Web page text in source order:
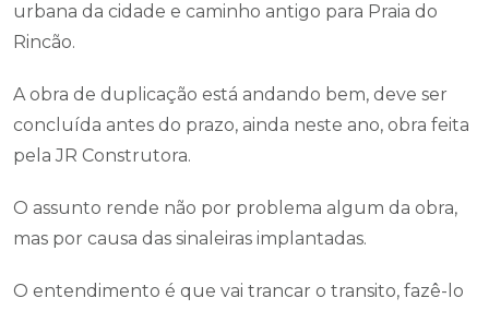
urbana da cidade e caminho antigo para Praia do
Rincão.
A obra de duplicação está andando bem, deve ser
concluída antes do prazo, ainda neste ano, obra feita
pela JR Construtora.
O assunto rende não por problema algum da obra,
mas por causa das sinaleiras implantadas.
O entendimento é que vai trancar o transito, fazê-lo